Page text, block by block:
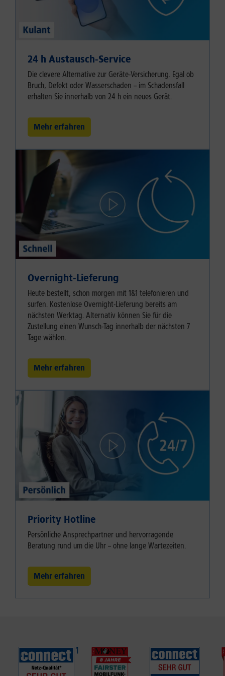
24 h Austausch-Service
Die clevere Alternative zur Geräte-Versicherung. Egal ob
Bruch, Defekt oder Wasserschaden – im Schadensfall
erhalten Sie innerhalb von 24 h ein neues Gerät.
Mehr erfahren
Overnight-Lieferung
Heute bestellt, schon morgen mit 1&1 telefonieren und
surfen. Kostenlose Overnight-Lieferung bereits am
nächsten Werktag. Alternativ können Sie für die
Zustellung einen Wunsch-Tag innerhalb der nächsten 7
Tage wählen.
Mehr erfahren
Priority Hotline
Persönliche Ansprechpartner und hervorragende
Beratung rund um die Uhr – ohne lange Wartezeiten.
Mehr erfahren